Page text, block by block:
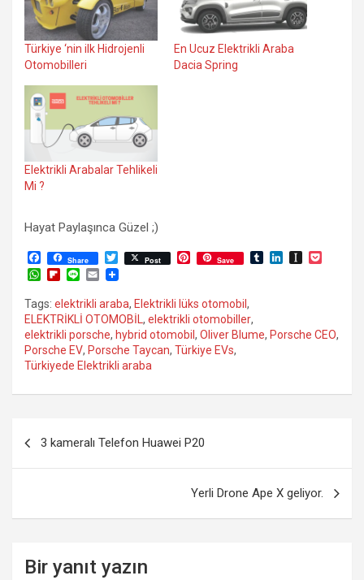
Türkiye ‘nin ilk Hidrojenli
Otomobilleri
En Ucuz Elektrikli Araba
Dacia Spring
Elektrikli Arabalar Tehlikeli
Mi ?
Hayat Paylaşınca Güzel ;)
F
b
o
o
k
Share
T
w
i
t
e
r
Post
P
e
r
e
s
Save
T
L
I
a
W
a
t
s
A
p
p
F
i
p
b
o
a
r
L
n
e
E
a
i
l
Tags: elektrikli araba, Elektrikli lüks otomobil ,
ELEKTRİKLİ OTOMOBİL , elektrikli otomobiller,
elektrikli porsche, hybrid otomobil , Oliver Blume, Porsche CEO,
Porsche EV, Porsche Taycan, Türkiye EVs,
Türkiyede Elektrikli araba
3 kameralı Telefon Huawei P20
Yerli Drone Ape X geliyor.
Bir yanıt yazın